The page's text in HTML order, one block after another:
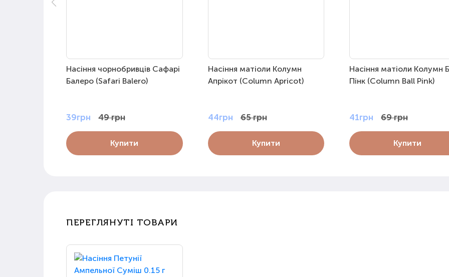
Насіння чорнобривців Сафарі
Балеро (Safari Balero)
39грн 49 грн
Купити
Насіння матіоли Колумн
Апрікот (Column Apricot)
44грн 65 грн
Купити
Насіння матіоли Колумн
Пінк (Column Ball Pink)
41грн 69 грн
Купити
ПЕРЕГЛЯНУТІ ТОВАРИ